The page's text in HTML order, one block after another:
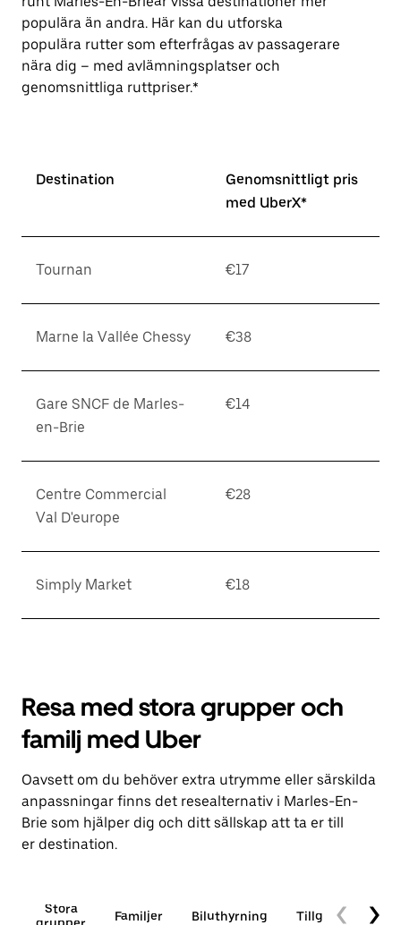
populära än andra. Här kan du utforska
populära rutter som efterfrågas av passagerare
nära dig – med avlämningsplatser och
genomsnittliga ruttpriser.*
Destination
Genomsnittligt pris
med UberX*
Tournan €17
Marne la Vallée Chessy €38
Gare SNCF de Marles-
en-Brie
€14
Centre Commercial
Val D'europe
€28
Simply Market €18
Resa med stora grupper och
familj med Uber
Oavsett om du behöver extra utrymme eller särskilda
anpassningar finns det resealternativ i Marles-En-
Brie som hjälper dig och ditt sällskap att ta er till
er destination.
Stora
Familjer Biluthyrning Tillgänglighet